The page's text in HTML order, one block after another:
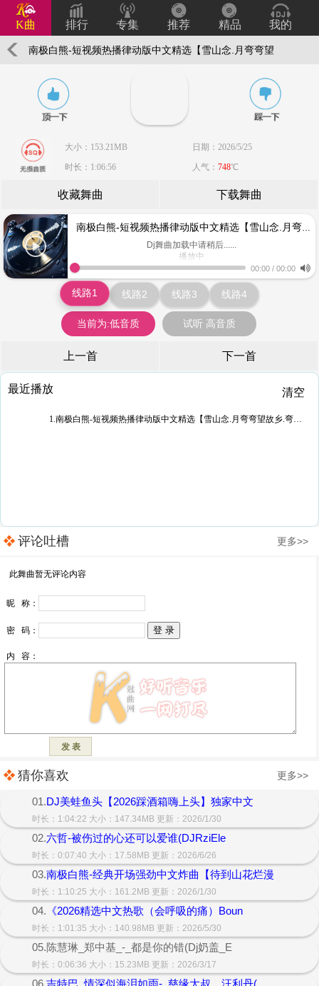
K曲 排行 专集 推荐 精品 我的
南极白熊-短视频热播律动版中文精选【雪山念.月弯弯望
故乡.弯刀划过红玫瑰.牧歌寄思念】
大小：153.21MB
日期：2026/5/25
时长：1:06:56
人气： 748℃
收藏舞曲 下载舞曲
南极白熊-短视频热播律动版中文精选【雪山念.月弯弯望故乡.弯刀划过红玫瑰.牧歌寄思念】
Dj舞曲加载中请稍后......
播放中
www.keiqu.com
00:00 / 00:00
线路1 线路2 线路3 线路4
当前为:低音质 试听 高音质
上一首 下一首
最近播放 清空
1.南极白熊-短视频热播律动版中文精选【雪山念.月弯弯望故乡.弯刀划过红玫瑰.牧歌寄思念】
评论吐槽 更多>>
猜你喜欢 更多>>
01.DJ美蛙鱼头【2026踩酒箱嗨上头】独家中文
时长：1:04:22 大小：147.34MB 更新：2026/1/30
02.六哲-被伤过的心还可以爱谁(DJRziEle
时长：0:07:40 大小：17.58MB 更新：2026/6/26
03.南极白熊-经典开场强劲中文炸曲【待到山花烂漫
时长：1:10:25 大小：161.2MB 更新：2026/1/30
04. 《2026精选中文热歌（会呼吸的痛）Boun
时长：1:01:35 大小：140.98MB 更新：2026/5/30
05.陈慧琳_郑中基_-_都是你的错(Dj奶盖_E
时长：0:06:36 大小：15.23MB 更新：2026/3/17
06.吉特巴_情深似海泪如雨-_慈缘大叔、汪利丹(